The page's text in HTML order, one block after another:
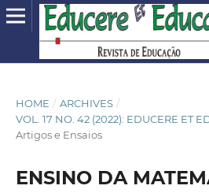
HOME / ARCHIVES /
VOL. 17 NO. 42 (2022): EDUCERE ET
Artigos e Ensaios
ENSINO DA